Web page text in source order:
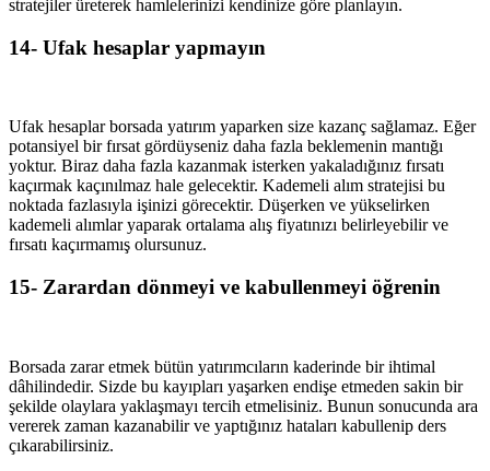
stratejiler üreterek hamlelerinizi kendinize göre planlayın.
14- Ufak hesaplar yapmayın
Ufak hesaplar borsada yatırım yaparken size kazanç sağlamaz. Eğer
potansiyel bir fırsat gördüyseniz daha fazla beklemenin mantığı
yoktur. Biraz daha fazla kazanmak isterken yakaladığınız fırsatı
kaçırmak kaçınılmaz hale gelecektir. Kademeli alım stratejisi bu
noktada fazlasıyla işinizi görecektir. Düşerken ve yükselirken
kademeli alımlar yaparak ortalama alış fiyatınızı belirleyebilir ve
fırsatı kaçırmamış olursunuz.
15- Zarardan dönmeyi ve kabullenmeyi öğrenin
Borsada zarar etmek bütün yatırımcıların kaderinde bir ihtimal
dâhilindedir. Sizde bu kayıpları yaşarken endişe etmeden sakin bir
şekilde olaylara yaklaşmayı tercih etmelisiniz. Bunun sonucunda ara
vererek zaman kazanabilir ve yaptığınız hataları kabullenip ders
çıkarabilirsiniz.